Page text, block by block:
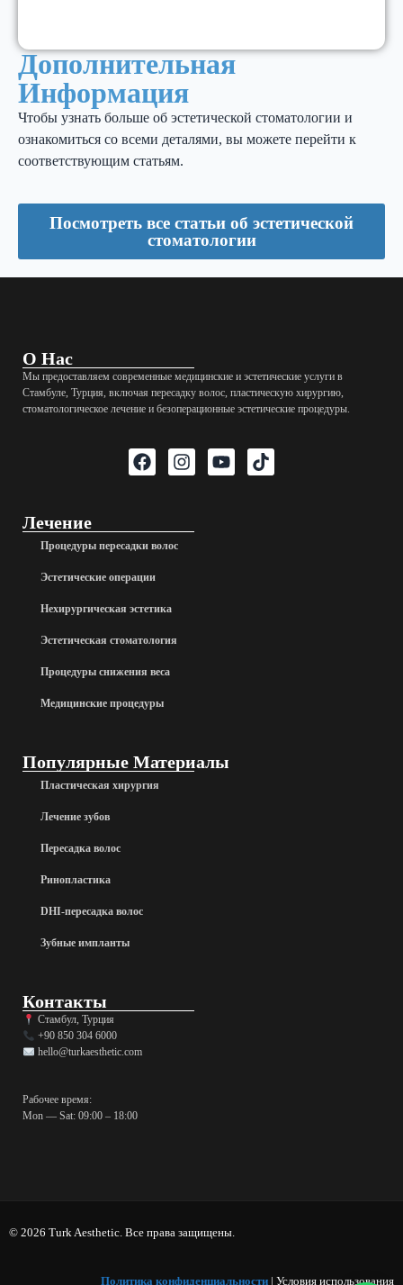
Дополнительная
Информация
Чтобы узнать больше об эстетической стоматологии и
ознакомиться со всеми деталями, вы можете перейти к
соответствующим статьям.
Посмотреть все статьи об эстетической
стоматологии
О Нас
Мы предоставляем современные медицинские и эстетические услуги в
Стамбуле, Турция, включая пересадку волос, пластическую хирургию,
стоматологическое лечение и безоперационные эстетические процедуры.
Лечение
Процедуры пересадки волос
Эстетические операции
Нехирургическая эстетика
Эстетическая стоматология
Процедуры снижения веса
Медицинские процедуры
Популярные Материалы
Пластическая хирургия
Лечение зубов
Пересадка волос
Ринопластика
DHI-пересадка волос
Зубные импланты
Контакты
Стамбул, Турция
+90 850 304 6000
hello@turkaesthetic.com
Рабочее время:
Mon — Sat: 09:00 – 18:00
© 2026 Turk Aesthetic. Все права защищены.
Политика конфиденциальности | Условия использования